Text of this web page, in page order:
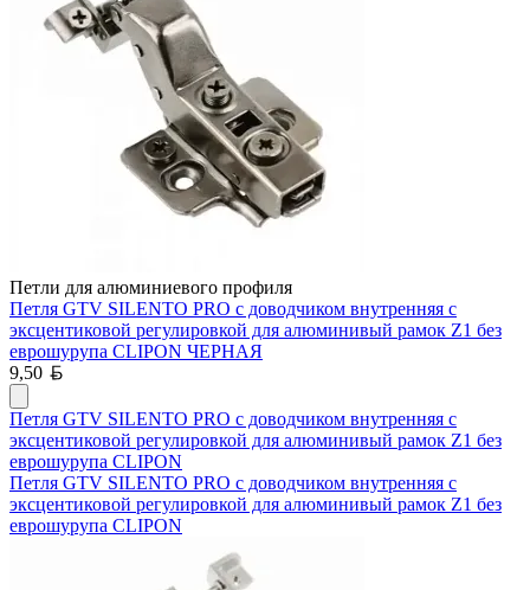
Петли для алюминиевого профиля
Петля GTV SILENTO PRO с доводчиком внутренняя с
эксцентиковой регулировкой для алюминивый рамок Z1 без
еврошурупа CLIPON ЧЕРНАЯ
9,50
Петля GTV SILENTO PRO с доводчиком внутренняя с
эксцентиковой регулировкой для алюминивый рамок Z1 без
еврошурупа CLIPON
Петля GTV SILENTO PRO с доводчиком внутренняя с
эксцентиковой регулировкой для алюминивый рамок Z1 без
еврошурупа CLIPON